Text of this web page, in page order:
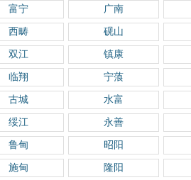
富宁 广南
西畴 砚山
双江 镇康
临翔 宁蒗
古城 水富
绥江 永善
鲁甸 昭阳
施甸 隆阳